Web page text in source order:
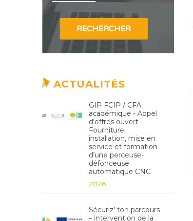
ACTUALITÉS
GIP FCIP / CFA
académique - Appel
d'offres ouvert
Fourniture,
installation, mise en
service et formation
d’une perceuse-
défonceuse
automatique CNC
2026
Sécuriz' ton parcours
– intervention de la